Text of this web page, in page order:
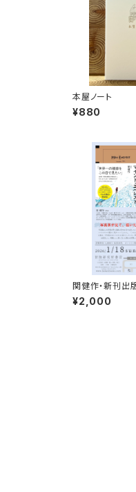
本屋ノート
¥880
関健作・新刊出
ント録画視聴権
¥2,000